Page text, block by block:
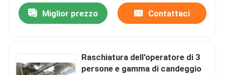
Miglior prezzo Contattaci
Raschiatura dell'operatore di 3
persone e gamma di candeggio